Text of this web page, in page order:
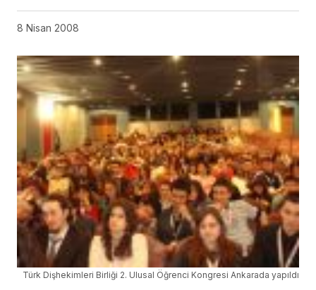
8 Nisan 2008
Türk Dişhekimleri Birliği 2. Ulusal Öğrenci Kongresi Ankarada yapıldı